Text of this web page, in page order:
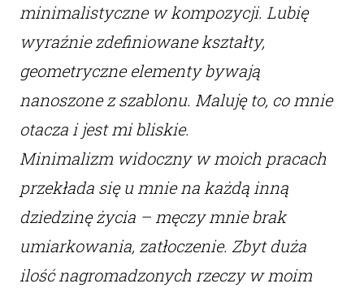
minimalistyczne w kompozycji. Lubię
wyraźnie zdefiniowane kształty,
geometryczne elementy bywają
nanoszone z szablonu. Maluję to, co mnie
otacza i jest mi bliskie.
Minimalizm widoczny w moich pracach
przekłada się u mnie na każdą inną
dziedzinę życia – męczy mnie brak
umiarkowania, zatłoczenie. Zbyt duża
ilość nagromadzonych rzeczy w moim